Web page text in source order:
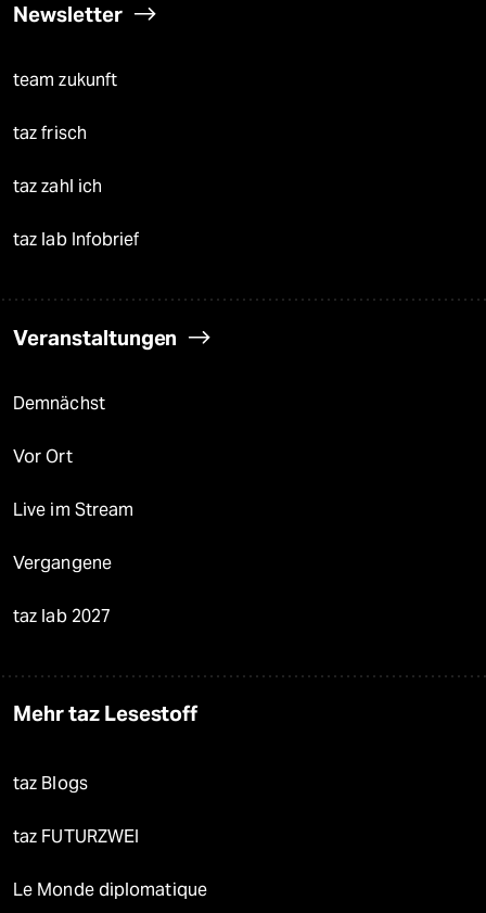
Newsletter
team zukunft
taz frisch
taz zahl ich
taz lab Infobrief
Veranstaltungen
Demnächst
Vor Ort
Live im Stream
Vergangene
taz lab 2027
Mehr taz Lesestoff
taz Blogs
taz FUTURZWEI
Le Monde diplomatique